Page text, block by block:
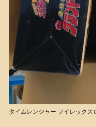
タイムレンジャー フイレック